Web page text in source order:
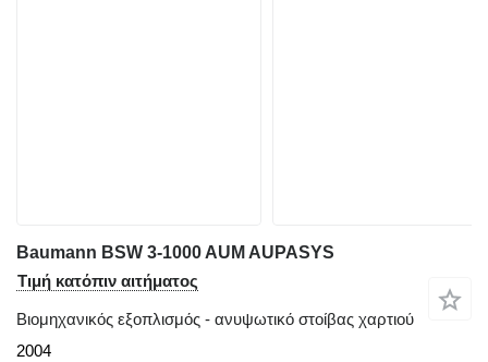
Baumann BSW 3-1000 AUM AUPASYS
Τιμή κατόπιν αιτήματος
Βιομηχανικός εξοπλισμός - ανυψωτικό στοίβας χαρτιού
2004